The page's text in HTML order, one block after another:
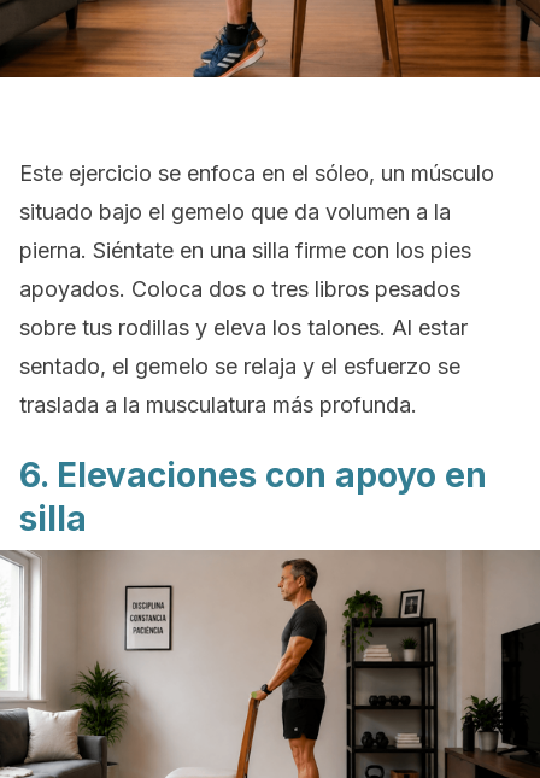
Este ejercicio se enfoca en el sóleo, un músculo
situado bajo el gemelo que da volumen a la
pierna. Siéntate en una silla firme con los pies
apoyados. Coloca dos o tres libros pesados
sobre tus rodillas y eleva los talones. Al estar
sentado, el gemelo se relaja y el esfuerzo se
traslada a la musculatura más profunda.
6. Elevaciones con apoyo en
silla